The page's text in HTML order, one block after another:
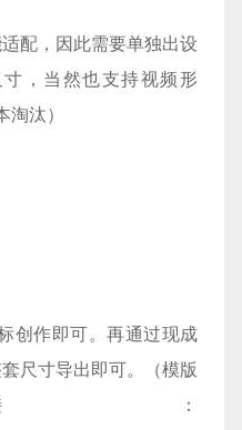
配，因此需要单独出设
，当然也支持视频形
汰）
创作即可。再通过现成
尺寸导出即可。（模版
：